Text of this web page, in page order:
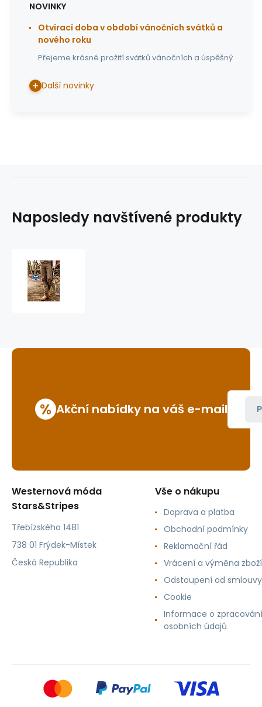
NOVINKY
Otvírací doba v období vánočních svátků a
nového roku
Přejeme krásné prožití svátků vánočních a úspěšný
Další novinky
Naposledy navštívené produkty
% Akční nabídky na váš e-mail
Westernová móda
Stars&Stripes
Třebízského 1481
738 01 Frýdek-Místek
Česká Republika
Vše o nákupu
Doprava a platba
Obchodní podmínky
Reklamační řád
Vrácení a výměna zboží
Odstoupení od smlouvy
Cookie
Informace o zpracování
osobních údajů